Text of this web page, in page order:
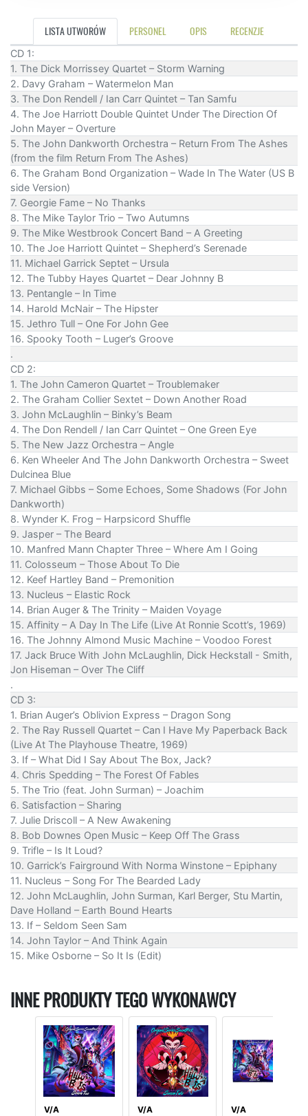
LISTA UTWORÓW PERSONEL OPIS RECENZJE
CD 1:
1. The Dick Morrissey Quartet – Storm Warning
2. Davy Graham – Watermelon Man
3. The Don Rendell / Ian Carr Quintet – Tan Samfu
4. The Joe Harriott Double Quintet Under The Direction Of
John Mayer – Overture
5. The John Dankworth Orchestra – Return From The Ashes
(from the film Return From The Ashes)
6. The Graham Bond Organization – Wade In The Water (US B
side Version)
7. Georgie Fame – No Thanks
8. The Mike Taylor Trio – Two Autumns
9. The Mike Westbrook Concert Band – A Greeting
10. The Joe Harriott Quintet – Shepherd’s Serenade
11. Michael Garrick Septet – Ursula
12. The Tubby Hayes Quartet – Dear Johnny B
13. Pentangle – In Time
14. Harold McNair – The Hipster
15. Jethro Tull – One For John Gee
16. Spooky Tooth – Luger’s Groove
.
CD 2:
1. The John Cameron Quartet – Troublemaker
2. The Graham Collier Sextet – Down Another Road
3. John McLaughlin – Binky’s Beam
4. The Don Rendell / Ian Carr Quintet – One Green Eye
5. The New Jazz Orchestra – Angle
6. Ken Wheeler And The John Dankworth Orchestra – Sweet
Dulcinea Blue
7. Michael Gibbs – Some Echoes, Some Shadows (For John
Dankworth)
8. Wynder K. Frog – Harpsicord Shuffle
9. Jasper – The Beard
10. Manfred Mann Chapter Three – Where Am I Going
11. Colosseum – Those About To Die
12. Keef Hartley Band – Premonition
13. Nucleus – Elastic Rock
14. Brian Auger & The Trinity – Maiden Voyage
15. Affinity – A Day In The Life (Live At Ronnie Scott’s, 1969)
16. The Johnny Almond Music Machine – Voodoo Forest
17. Jack Bruce With John McLaughlin, Dick Heckstall - Smith,
Jon Hiseman – Over The Cliff
.
CD 3:
1. Brian Auger’s Oblivion Express – Dragon Song
2. The Ray Russell Quartet – Can I Have My Paperback Back
(Live At The Playhouse Theatre, 1969)
3. If – What Did I Say About The Box, Jack?
4. Chris Spedding – The Forest Of Fables
5. The Trio (feat. John Surman) – Joachim
6. Satisfaction – Sharing
7. Julie Driscoll – A New Awakening
8. Bob Downes Open Music – Keep Off The Grass
9. Trifle – Is It Loud?
10. Garrick’s Fairground With Norma Winstone – Epiphany
11. Nucleus – Song For The Bearded Lady
12. John McLaughlin, John Surman, Karl Berger, Stu Martin,
Dave Holland – Earth Bound Hearts
13. If – Seldom Seen Sam
14. John Taylor – And Think Again
15. Mike Osborne – So It Is (Edit)
INNE PRODUKTY TEGO WYKONAWCY
V/A
V/A
V/A